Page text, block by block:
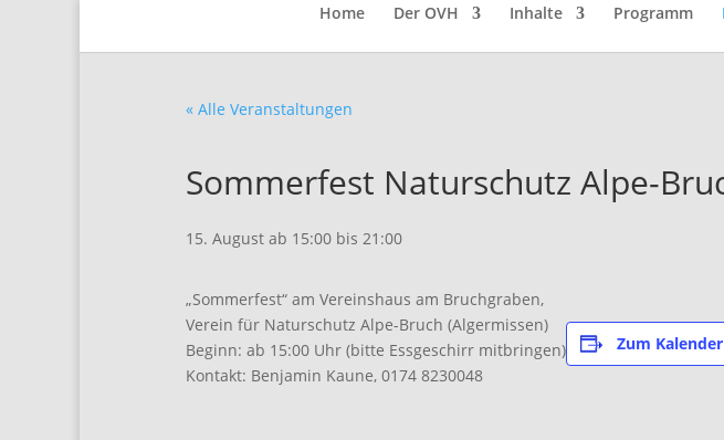
Home Der OVH Inhalte Programm
« Alle Veranstaltungen
Sommerfest Naturschutz Alpe-
15. August ab 15:00 bis 21:00
„Sommerfest“ am Vereinshaus am Bruchgraben,
Verein für Naturschutz Alpe-Bruch (Algermissen)
Beginn: ab 15:00 Uhr (bitte Essgeschirr mitbringen)
Kontakt: Benjamin Kaune, 0174 8230048
Zum